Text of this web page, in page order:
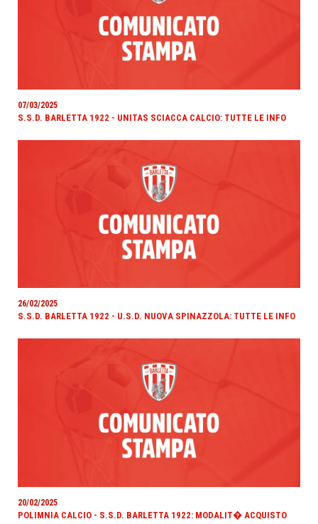
07/03/2025
S.S.D. BARLETTA 1922 - UNITAS SCIACCA CALCIO: TUTTE LE INFO
26/02/2025
S.S.D. BARLETTA 1922 - U.S.D. NUOVA SPINAZZOLA: TUTTE LE INFO
20/02/2025
POLIMNIA CALCIO - S.S.D. BARLETTA 1922: MODALIT� ACQUISTO